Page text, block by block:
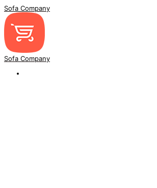
Sofa Company
Sofa Company